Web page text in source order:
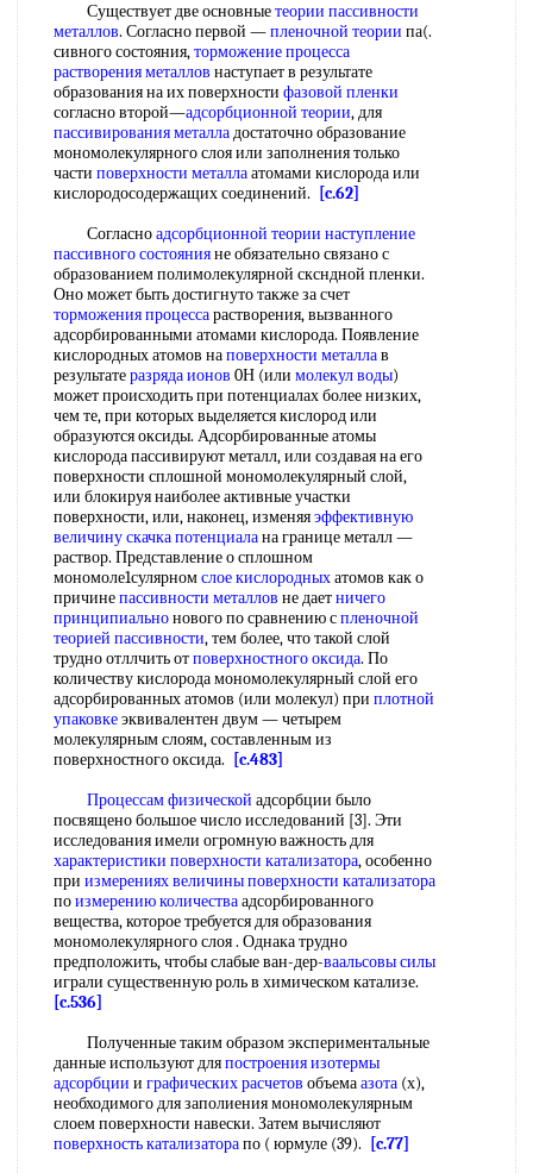
Существует две основныетеории пассивности
металлов. Согласно первой —пленочной теории па(.
сивного состояния,торможение процесса
растворения металлов наступает в результате
образования на их поверхности фазовой пленки
согласно второй—адсорбционной теории, для
пассивирования металладостаточно образование
мономолекулярного слоя или заполнения только
части поверхности металлаатомами кислорода или
кислородосодержащих соединений.
[c.62]
Согласноадсорбционной теории наступление
пассивного состоянияне обязательно связано с
образованием полимолекулярной сксндной пленки.
Оно может быть достигнуто также за счет
торможения процессарастворения, вызванного
адсорбированными атомами кислорода. Появление
кислородных атомов наповерхности металлав
результатеразряда ионов 0Н (или молекул воды)
может происходить при потенциалах более низких,
чем те, при которых выделяется кислород или
образуются оксиды. Адсорбированные атомы
кислорода пассивируют металл, или создавая на его
поверхности сплошной мономолекулярный слой,
или блокируя наиболее активные участки
поверхности, или, наконец, изменяяэффективную
величинускачка потенциалана границе металл —
раствор. Представление о сплошном
мономоле1сулярномслое кислородныхатомов как о
причинепассивности металлов не даетничего
принципиальнонового по сравнению спленочной
теорией пассивности, тем более, что такой слой
трудно отллчить отповерхностного оксида. По
количеству кислорода мономолекулярный слой его
адсорбированных атомов (или молекул) при плотной
упаковкеэквивалентен двум — четырем
молекулярным слоям, составленным из
поверхностного оксида.
[c.483]
Процессам физической адсорбции было
посвящено большое число исследований [3]. Эти
исследования имели огромную важность для
характеристики поверхности катализатора, особенно
при измерениях величины поверхности катализатора
поизмерению количестваадсорбированного
вещества, которое требуется для образования
мономолекулярного слоя . Однака трудно
предположить, чтобы слабые ван-дер-ваальсовы силы
играли существенную роль в химическом катализе.
[c.536]
Полученные таким образом экспериментальные
данные используют дляпостроения изотермы
адсорбции и графических расчетов объемаазота (х),
необходимого для заполиения мономолекулярным
слоем поверхности навески. Затем вычисляют
поверхность катализаторапо ( юрмуле (39).
[c.77]